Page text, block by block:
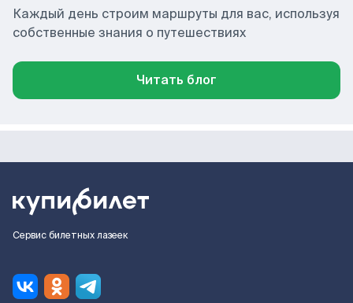
Каждый день строим маршруты для вас, используя
собственные знания о путешествиях
Читать блог
Сервис билетных лазеек